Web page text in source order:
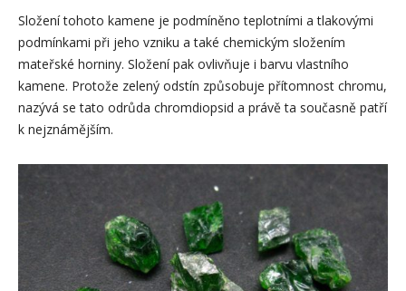
Složení tohoto kamene je podmíněno teplotními a tlakovými
podmínkami při jeho vzniku a také chemickým složením
mateřské horniny. Složení pak ovlivňuje i barvu vlastního
kamene. Protože zelený odstín způsobuje přítomnost chromu,
nazývá se tato odrůda chromdiopsid a právě ta současně patří
k nejznámějším.